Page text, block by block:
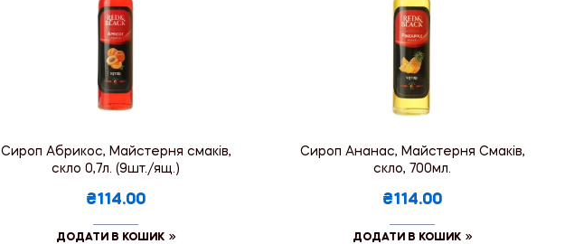
Сироп Абрикос, Майстерня смаків,
скло 0,7л. (9шт./ящ.)
₴114.00
ДОДАТИ В КОШИК
Сироп Ананас, Майстерня Смаків,
скло, 700мл.
₴114.00
ДОДАТИ В КОШИК